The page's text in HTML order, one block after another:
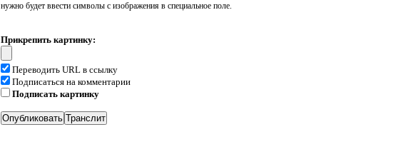
нужно будет ввести символы с изображения в специальное поле.
Прикрепить картинку:
Переводить URL в ссылку
Подписаться на комментарии
Подписать картинку